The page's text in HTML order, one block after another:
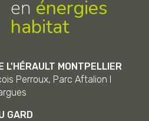
en énergies
habitat
L'HÉRAULT MONTPELLIER
Perroux, Parc Aftalion I
GARD